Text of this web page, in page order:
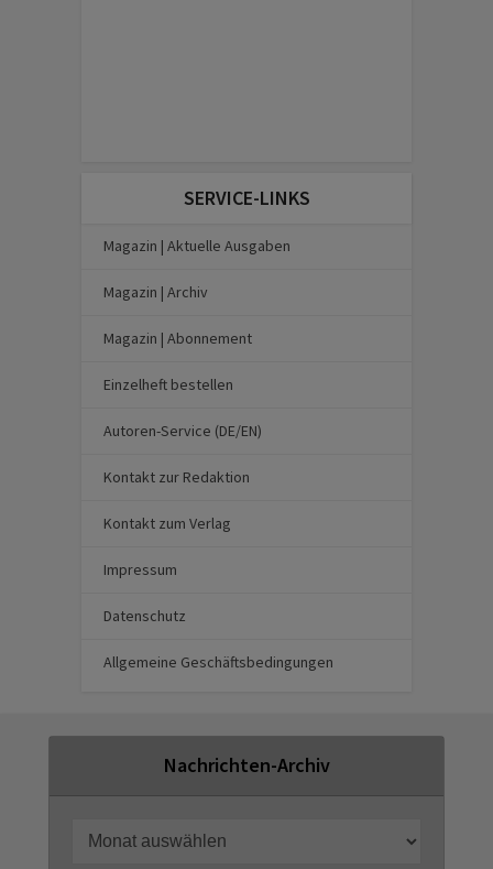
SERVICE-LINKS
Magazin | Aktuelle Ausgaben
Magazin | Archiv
Magazin | Abonnement
Einzelheft bestellen
Autoren-Service (DE/EN)
Kontakt zur Redaktion
Kontakt zum Verlag
Impressum
Datenschutz
Allgemeine Geschäftsbedingungen
Nachrichten-Archiv